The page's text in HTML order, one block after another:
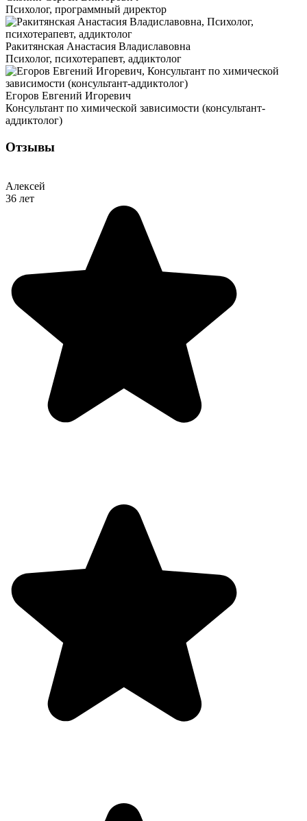
Психолог, программный директор
Ракитянская Анастасия Владиславовна
Психолог, психотерапевт, аддиктолог
Егоров Евгений Игоревич
Консультант по химической зависимости (консультант-
аддиктолог)
Отзывы
Алексей
36 лет